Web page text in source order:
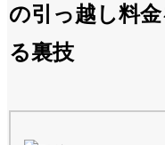
の引っ越し料
る裏技